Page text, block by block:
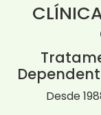
Desde